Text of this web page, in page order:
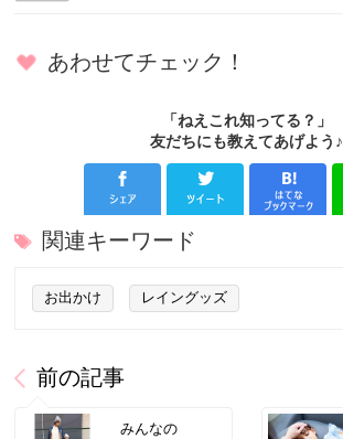
あわせてチェック！
「ねえこれ知ってる？」
友だちにも教えてあげよう♪
関連キーワード
お出かけ レイングッズ
前の記事
みんなの